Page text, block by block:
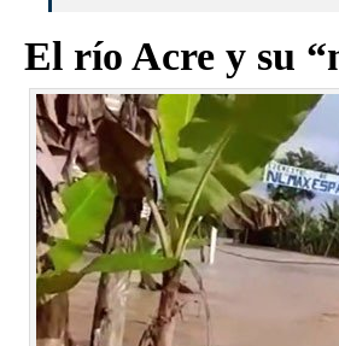
El río Acre y su